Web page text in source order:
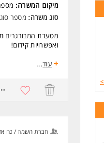
>
מיקום המשרה:
סוג משרה: מספר
מסעדת המבורגרים
ואפשרויות קידום!
התפקיד:
התנאים:
פנסיה והתקדמות.
מיקום: נצרת
עוד...
חברת השמה / כח